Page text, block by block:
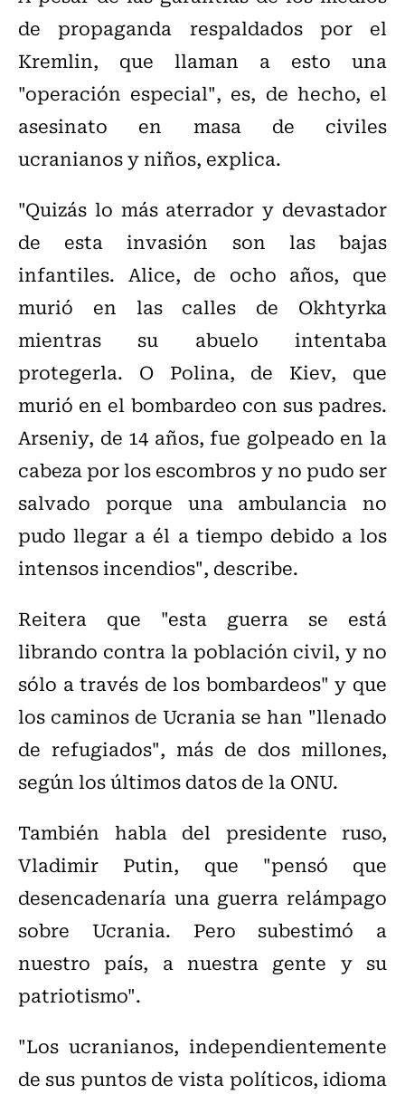
de propaganda respaldados por el
Kremlin, que llaman a esto una
"operación especial", es, de hecho, el
asesinato en masa de civiles
ucranianos y niños, explica.
"Quizás lo más aterrador y devastador
de esta invasión son las bajas
infantiles. Alice, de ocho años, que
murió en las calles de Okhtyrka
mientras su abuelo intentaba
protegerla. O Polina, de Kiev, que
murió en el bombardeo con sus padres.
Arseniy, de 14 años, fue golpeado en la
cabeza por los escombros y no pudo ser
salvado porque una ambulancia no
pudo llegar a él a tiempo debido a los
intensos incendios", describe.
Reitera que "esta guerra se está
librando contra la población civil, y no
sólo a través de los bombardeos" y que
los caminos de Ucrania se han "llenado
de refugiados", más de dos millones,
según los últimos datos de la ONU.
También habla del presidente ruso,
Vladimir Putin, que "pensó que
desencadenaría una guerra relámpago
sobre Ucrania. Pero subestimó a
nuestro país, a nuestra gente y su
patriotismo".
"Los ucranianos, independientemente
de sus puntos de vista políticos, idioma